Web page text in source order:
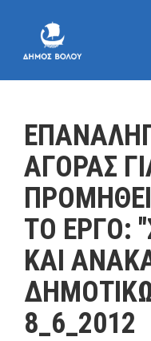
ΑΓΟΡΑΣ
ΤΟ ΕΡΓΟ:
ΚΑΙ
8_6_2012